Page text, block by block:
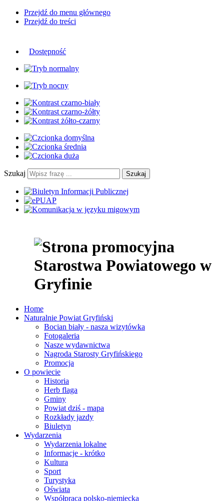
Przejdź do menu głównego
Przejdź do treści
Dostępność
Szukaj Szukaj
Home
Naturalnie Powiat Gryfiński
Bocian biały - nasza wizytówka
Fotogaleria
Nasze wydawnictwa
Nagroda Starosty Gryfińskiego
Promocja
O powiecie
Historia
Herb flaga
Gminy
Powiat dziś - mapa
Rozkłady jazdy
Biuletyn
Wydarzenia
Wydarzenia lokalne
Informacje - krótko
Kultura
Sport
Turystyka
Oświata
Współpraca polsko-niemiecka